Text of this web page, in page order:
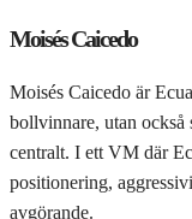
Moisés Caicedo
Moisés Caicedo är
bollvinnare, utan också
centralt. I ett VM där
positionering,
avgörande.